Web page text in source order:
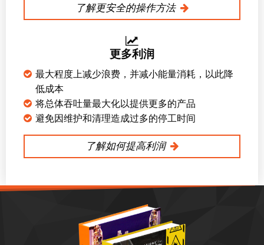
了解更安全的操作方法
更多利润
最大程度上减少浪费，并减小能量消耗，以此降
低成本
将总体吞吐量最大化以提供更多的产品
避免因维护和清理造成过多的停工时间
了解如何提高利润